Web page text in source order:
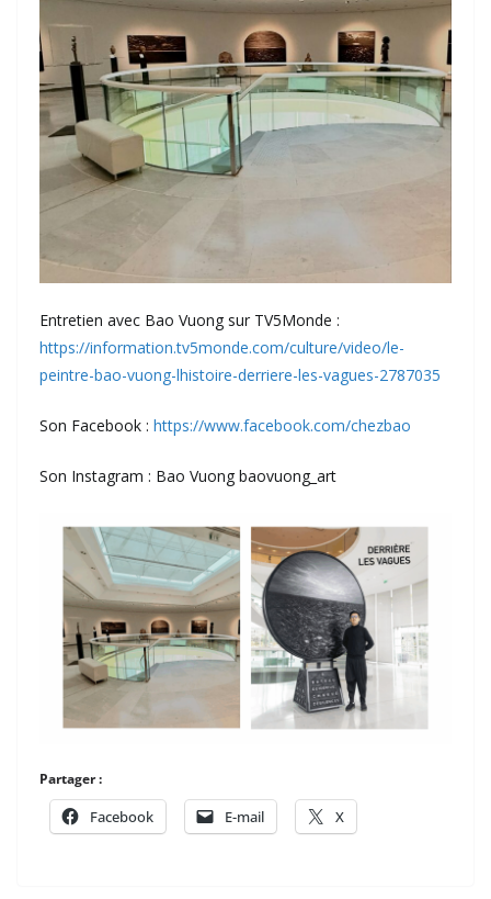
Entretien avec Bao Vuong sur TV5Monde :
https://information.tv5monde.com/culture/video/le-
peintre-bao-vuong-lhistoire-derriere-les-vagues-2787035
Son Facebook : https://www.facebook.com/chezbao
Son Instagram : Bao Vuong baovuong_art
Partager :
Facebook E-mail X